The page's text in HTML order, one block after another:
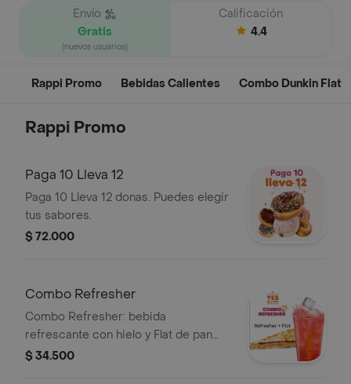
Envío
Gratis
(nuevos usuarios)
Calificación
4.4
Rappi Promo Bebidas Calientes Combo Dunkin Flat
Rappi Promo
Paga 10 Lleva 12
Paga 10 Lleva 12 donas. Puedes elegir
tus sabores.
$ 72.000
Combo Refresher
Combo Refresher: bebida
refrescante con hielo y Flat de pan
tostado con queso y carnes frías.
$ 34.500